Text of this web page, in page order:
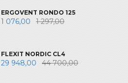
ERGOVENT RONDO 125
1 076,00 1 297,00
FLEXIT NORDIC CL4
29 948,00 44 700,00